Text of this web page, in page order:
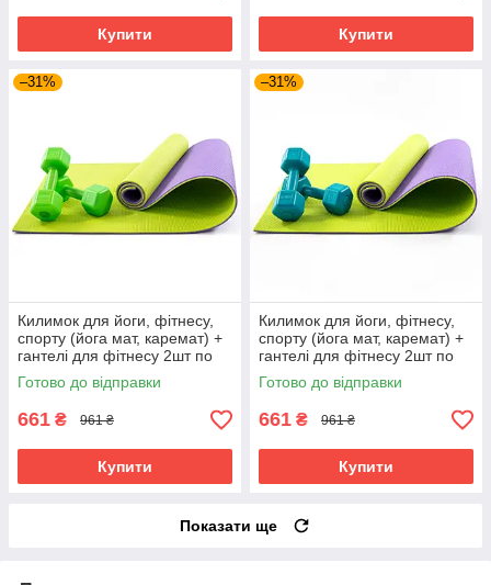
Купити Купити
–31%
Килимок для йоги, фітнесу,
спорту (йога мат, каремат) +
гантелі для фітнесу 2шт по
2кг OSPORT Set 77 (n-0107)
Салатовий
Готово до відправки
661 ₴ 961 ₴
Купити
–31%
Килимок для йоги, фітнесу,
спорту (йога мат, каремат) +
гантелі для фітнесу 2шт по
2кг OSPORT Set 77 (n-0107)
Салатово-бірюзовий
Готово до відправки
661 ₴ 961 ₴
Купити
Показати ще